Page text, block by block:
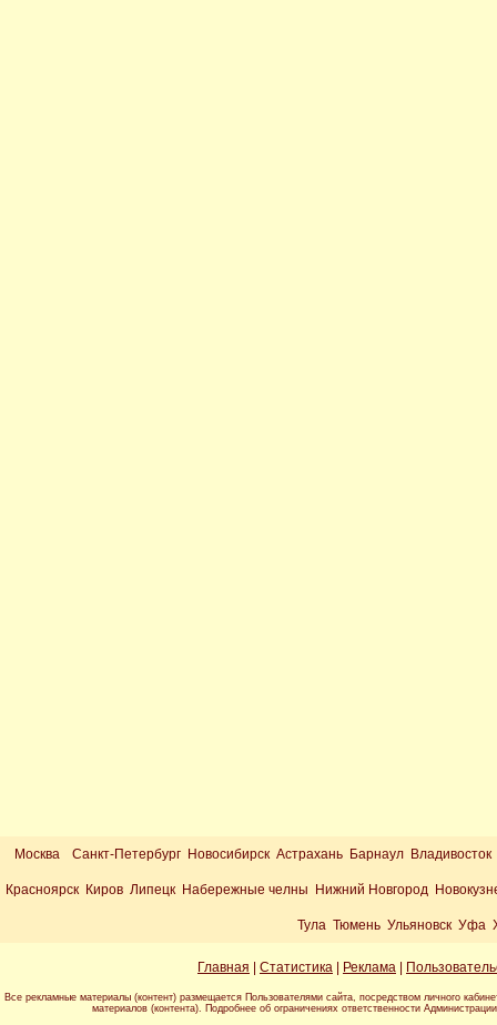
Москва Санкт-Петербург Новосибирск Астрахань Барнаул
Красноярск Киров Липецк Набережные челны Нижний Новгород
Тула Тюмень Ульяновск Уфа
Главная Статистика Реклама
Все рекламные материалы (контент) размещается Пользователями сайта, посредством личного
материалов (контента). Подробнее об ограничениях ответственности